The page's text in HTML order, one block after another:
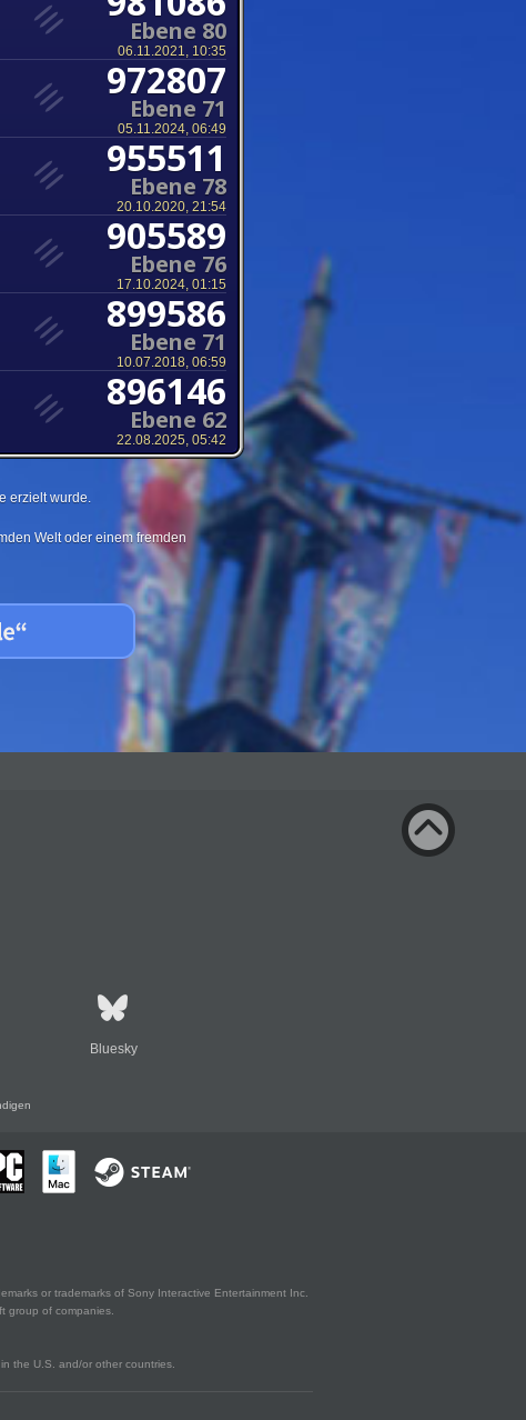
Ebene 80
06.11.2021, 10:35
972807
Ebene 71
05.11.2024, 06:49
955511
Ebene 78
20.10.2020, 21:54
905589
Ebene 76
17.10.2024, 01:15
899586
Ebene 71
10.07.2018, 06:59
896146
Ebene 62
22.08.2025, 05:42
erzielt wurde.
Welt oder einem fremden
Bluesky
or trademarks of Sony Interactive Entertainment Inc.
group of companies.
the U.S. and/or other countries.